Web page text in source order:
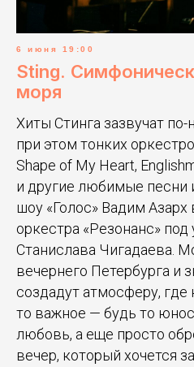
6 июня 19:00
Sting.
моря
Хиты Стинга зазвучат
при этом тонких
Shape of My Heart,
и другие любимые песни
шоу «Голос» Вадим
оркестра «Резонанс» под
Станислава Чигадаева.
вечернего Петербурга и
создадут атмосферу,
то важное — будь то
любовь, а еще просто
вечер, который хочется